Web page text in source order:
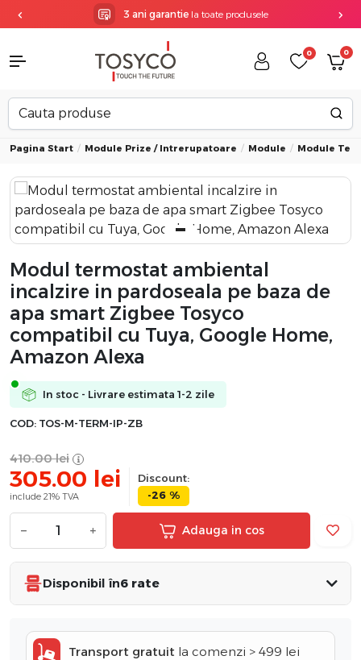
3 ani garantiela toate produsele
0 0
Pagina Start Module Prize / Intrerupatoare Module Module
Modul termostat ambiental
incalzire in pardoseala pe baza de
apa smart Zigbee Tosyco
compatibil cu Tuya, Google Home,
Amazon Alexa
In stoc - Livrare estimata 1-2 zile
COD: TOS-M-TERM-IP-ZB
410.00 lei
305.00 lei
include 21% TVA
Discount:
-26 %
− + Adauga in cos
Disponibil în6 rate
Transport gratuit la comenzi > 499 lei